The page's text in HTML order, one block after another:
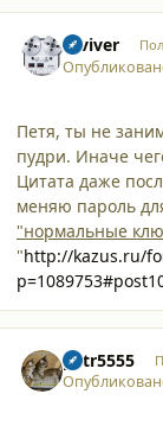
reviver
Петя, ты не
пудри. Иначе
Цитата даже
меняю пароль
"нормальные
"http://kazus.ru/
petr5555